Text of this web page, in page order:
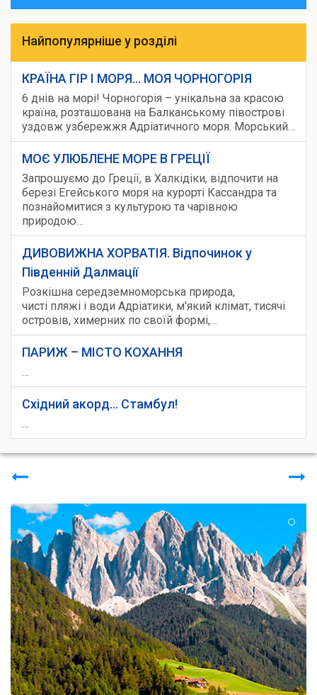
Найпопулярніше у розділі
КРАЇНА ГІР І МОРЯ... МОЯ ЧОРНОГОРІЯ
6 днів на морі! Чорногорія – унікальна за красою
країна, розташована на Балканському півострові
уздовж узбережжя Адріатичного моря. Морський…
МОЄ УЛЮБЛЕНЕ МОРЕ В ГРЕЦІЇ
Запрошуємо до Греції, в Халкідіки, відпочити на
березі Егейського моря на курорті Кассандра та
познайомитися з культурою та чарівною
природою…
ДИВОВИЖНА ХОРВАТІЯ. Відпочинок у
Південній Далмації
Розкішна середземноморська природа,
чисті пляжі і води Адріатики, м'який клімат, тисячі
островів, химерних по своїй формі,…
ПАРИЖ – МІСТО КОХАННЯ
…
Східний акорд... Стамбул!
…